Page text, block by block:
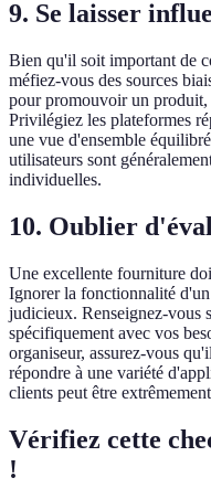
9. Se laisser
Bien qu'il soit important de
méfiez-vous des sources
pour promouvoir un produit,
Privilégiez les plateformes
une vue d'ensemble
utilisateurs sont
individuelles.
10. Oublier
Une excellente fourniture
Ignorer la fonctionnalité
judicieux. Renseignez-vous
spécifiquement avec vos
organiseur, assurez-vous
répondre à une variété
clients peut être
Vérifiez cette
!